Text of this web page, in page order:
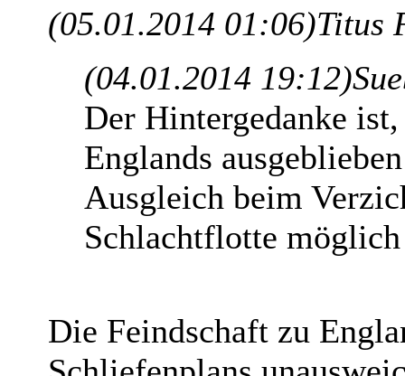
(05.01.2014 01:06)Titus
(04.01.2014 19:12)
Der Hintergedanke
Englands
Ausgleich beim
Schlachtflotte
Die Feindschaft zu